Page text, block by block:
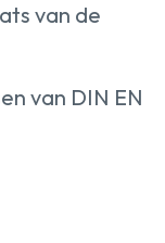
van de
van DIN EN